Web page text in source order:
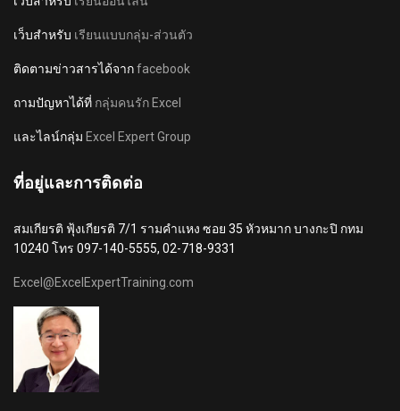
เว็บสำหรับ เรียนแบบกลุ่ม-ส่วนตัว
ติดตามข่าวสารได้จากfacebook
ถามปัญหาได้ที่ กลุ่มคนรัก Excel
และไลน์กลุ่ม Excel Expert Group
ที่อยู่และการติดต่อ
สมเกียรติ ฟุ้งเกียรติ 7/1 รามคำแหง ซอย 35 หัวหมาก บางกะปิ กทม
10240 โทร 097-140-5555, 02-718-9331
Excel@ExcelExpertTraining.com